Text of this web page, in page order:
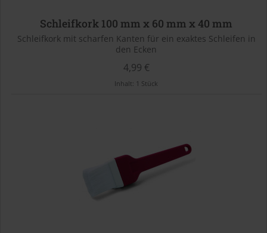
Schleifkork 100 mm x 60 mm x 40 mm
Schleifkork mit scharfen Kanten für ein exaktes Schleifen in
den Ecken
4,99 €
Inhalt: 1 Stück